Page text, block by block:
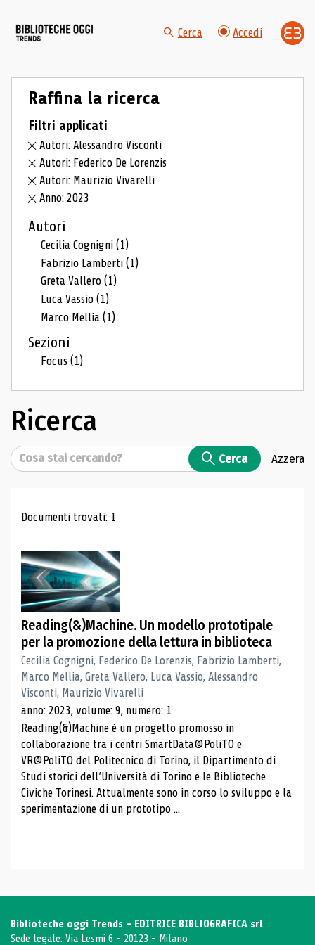
Cerca Accedi
Raffina la ricerca
Filtri applicati
Autori: Alessandro Visconti
Autori: Federico De Lorenzis
Autori: Maurizio Vivarelli
Anno: 2023
Autori
Cecilia Cognigni(1)
Fabrizio Lamberti(1)
Greta Vallero(1)
Luca Vassio(1)
Marco Mellia(1)
Sezioni
Focus(1)
Ricerca
Cerca Cerca Azzera
Risultati di ricerca
Documenti trovati: 1
Reading(&)Machine. Un modello prototipale
per la promozione della lettura in biblioteca
Cecilia Cognigni, Federico De Lorenzis, Fabrizio Lamberti,
Marco Mellia, Greta Vallero, Luca Vassio, Alessandro
Visconti, Maurizio Vivarelli
anno: 2023, volume: 9, numero: 1
Reading(&)Machine è un progetto promosso in
collaborazione tra i centri SmartData@PoliTO e
VR@PoliTO del Politecnico di Torino, il Dipartimento di
Studi storici dell’Università di Torino e le Biblioteche
Civiche Torinesi. Attualmente sono in corso lo sviluppo e la
sperimentazione di un prototipo ...
Biblioteche oggi Trends - EDITRICE BIBLIOGRAFICA srl
Sede legale: Via Lesmi 6 - 20123 - Milano